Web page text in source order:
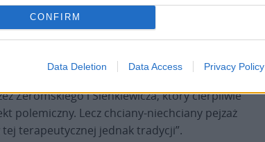
CONFIRM
Data Deletion Data Access Privacy Policy
poczuciu własnej wyższości, w prawie do
do autoironii, do podważania, nawet
zdolnością polskiej kultury. Co
Żeromskiego i Sienkiewicza, który cierpliwie
polemiczny. Lecz chciany-niechciany pejzaż
terapeutycznej jednak tradycji”.